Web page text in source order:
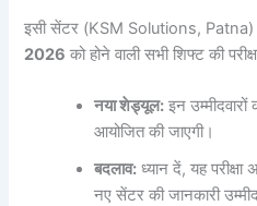
इसी सेंटर (KSM Solutions,
2026 को होने वाली सभी शिफ्ट की
नया शेड्यूल: इन उम्मीदवारों
आयोजित की जाएगी।
बदलाव: ध्यान दें, यह परीक्षा
नए सेंटर की जानकारी